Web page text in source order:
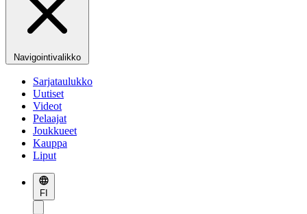
Navigointivalikko
Sarjataulukko
Uutiset
Videot
Pelaajat
Joukkueet
Kauppa
Liput
FI